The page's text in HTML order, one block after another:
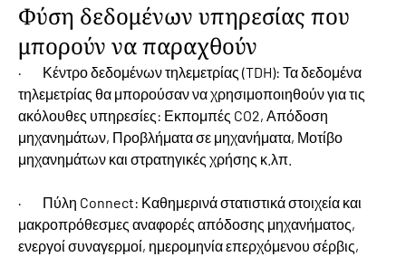
Φύση δεδομένων υπηρεσίας που
μπορούν να παραχθούν
· Κέντρο δεδομένων τηλεμετρίας (TDH): Τα δεδομένα
τηλεμετρίας θα μπορούσαν να χρησιμοποιηθούν για τις
ακόλουθες υπηρεσίες: Εκπομπές CO2, Απόδοση
μηχανημάτων, Προβλήματα σε μηχανήματα, Μοτίβο
μηχανημάτων και στρατηγικές χρήσης κ.λπ.
· Πύλη Connect: Καθημερινά στατιστικά στοιχεία και
μακροπρόθεσμες αναφορές απόδοσης μηχανήματος,
ενεργοί συναγερμοί, ημερομηνία επερχόμενου σέρβις,